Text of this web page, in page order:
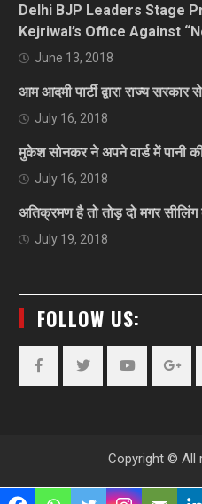
Delhi BJP Leaders Stage
Kejriwal’s Office Against
June 13, 2018
आम आदमी पार्टी द्वारा राज्य सरकार
July 16, 2018
मुकेश सोनकर ने अपने वार्ड में पानी
July 16, 2018
अतिक्रमण है तो तोड़ दो मगर
July 19, 2018
FOLLOW US:
Copyright © All